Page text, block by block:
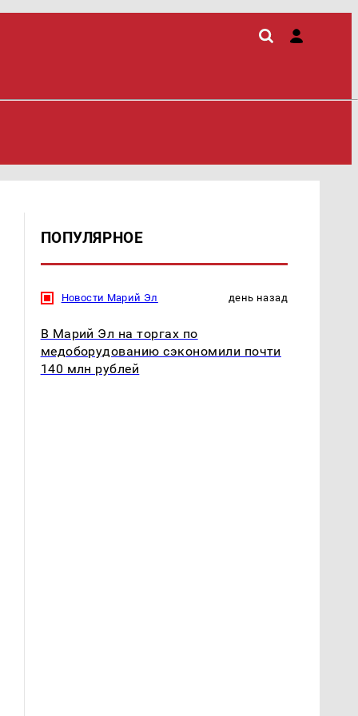
ПОПУЛЯРНОЕ
Новости Марий Эл день назад
В Марий Эл на торгах по
медоборудованию сэкономили почти
140 млн рублей